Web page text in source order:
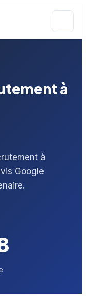
à
à
Google